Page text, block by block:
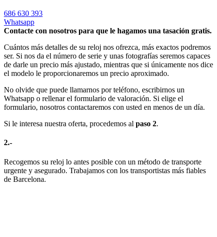
686 630 393
Whatsapp
Contacte con nosotros para que le hagamos una tasación gratis.
Cuántos más detalles de su reloj nos ofrezca, más exactos podremos
ser. Si nos da el número de serie y unas fotografías seremos capaces
de darle un precio más ajustado, mientras que si únicamente nos dice
el modelo le proporcionaremos un precio aproximado.
No olvide que puede llamarnos por teléfono, escribirnos un
Whatsapp o rellenar el formulario de valoración. Si elige el
formulario, nosotros contactaremos con usted en menos de un día.
Si le interesa nuestra oferta, procedemos al paso 2.
2.-
Recogemos su reloj lo antes posible con un método de transporte
urgente y asegurado. Trabajamos con los transportistas más fiables
de Barcelona.